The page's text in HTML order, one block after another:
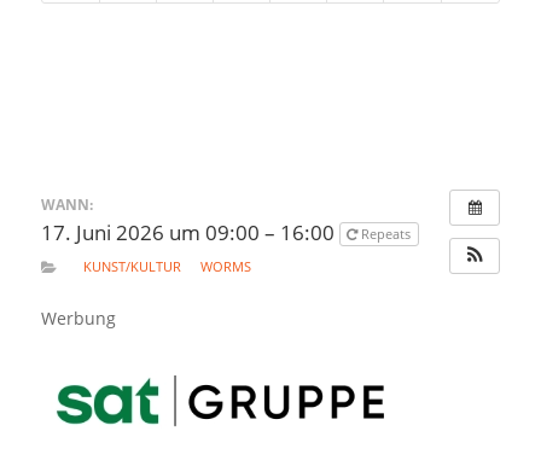
WANN:
17. Juni 2026 um 09:00 – 16:00
Repeats
KUNST/KULTUR
WORMS
Werbung